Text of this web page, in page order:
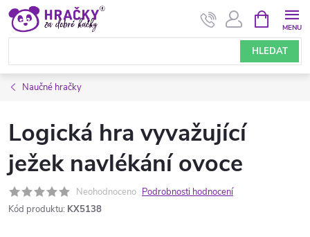
Přejít
obsah
HLEDAT
NÁKUPNÍ
KOŠÍK
Naučné hračky
Logická hra vyvažující
ježek navlékání ovoce
Neohodnoceno Podrobnosti hodnocení
Kód produktu: KX5138